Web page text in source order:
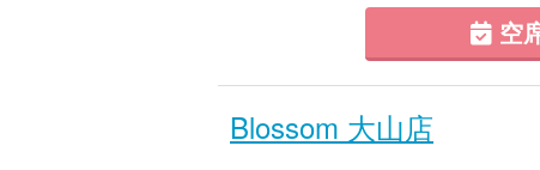
空
Blossom 大山店